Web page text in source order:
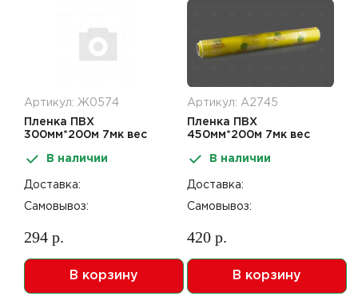
Артикул: Ж0574
Пленка ПВХ
300мм*200м 7мк вес
В наличии
Доставка:
Самовывоз:
294 р.
В корзину
Артикул: А2745
Пленка ПВХ
450мм*200м 7мк вес
В наличии
Доставка:
Самовывоз:
420 р.
В корзину